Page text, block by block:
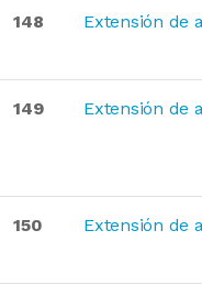
148 Extensión de
149 Extensión de
150 Extensión de